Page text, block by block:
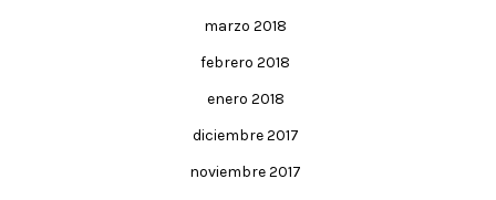
marzo 2018
febrero 2018
enero 2018
diciembre 2017
noviembre 2017